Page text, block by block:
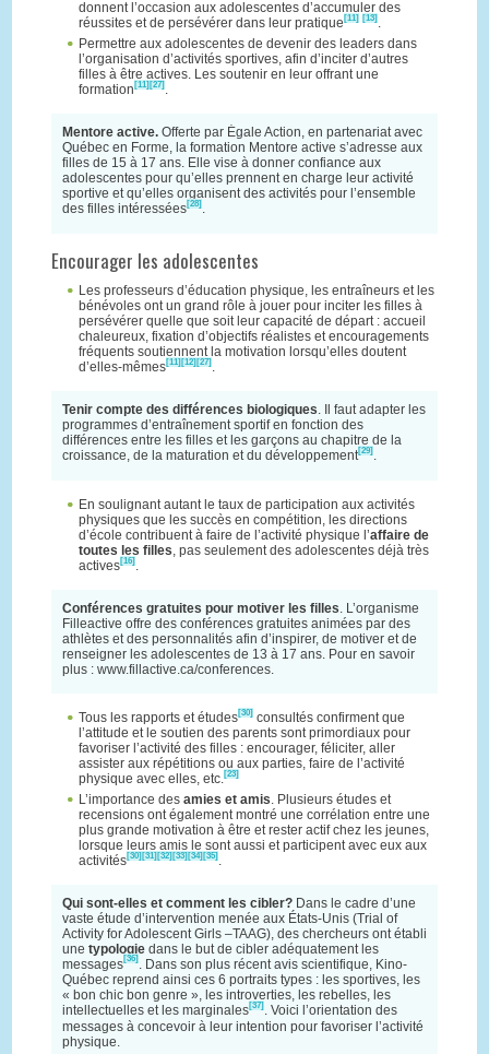
donnent l’occasion aux adolescentes d’accumuler des
réussites et de persévérer dans leur pratique [11] [13] .
Permettre aux adolescentes de devenir des leaders dans
l’organisation d’activités sportives, afin d’inciter d’autres
filles à être actives. Les soutenir en leur offrant une
formation [11] [27] .
Mentore active.Offerte par Égale Action, en partenariat avec
Québec en Forme, la formation Mentore active s’adresse aux
filles de 15 à 17 ans. Elle vise à donner confiance aux
adolescentes pour qu’elles prennent en charge leur activité
sportive et qu’elles organisent des activités pour l’ensemble
des filles intéressées[28] .
Encourager les adolescentes
Les professeurs d’éducation physique, les entraîneurs et les
bénévoles ont un grand rôle à jouer pour inciter les filles à
persévérer quelle que soit leur capacité de départ : accueil
chaleureux, fixation d’objectifs réalistes et encouragements
fréquents soutiennent la motivation lorsqu’elles doutent
d’elles-mêmes[11] [12] [27] .
Tenir compte des différences biologiques. Il faut adapter les
programmes d’entraînement sportif en fonction des
différences entre les filles et les garçons au chapitre de la
croissance, de la maturation et du développement[29].
En soulignant autant le taux de participation aux activités
physiques que les succès en compétition, les directions
d’école contribuent à faire de l’activité physique l’affaire de
toutes les filles , pas seulement des adolescentes déjà très
actives[16] .
Conférences gratuites pour motiver les filles . L’organisme
Filleactive offre des conférences gratuites animées par des
athlètes et des personnalités afin d’inspirer, de motiver et de
renseigner les adolescentes de 13 à 17 ans. Pour en savoir
plus : www.fillactive.ca/conferences.
Tous les rapports et études[30] consultés confirment que
l’attitude et le soutien des parents sont primordiaux pour
favoriser l’activité des filles : encourager, féliciter, aller
assister aux répétitions ou aux parties, faire de l’activité
physique avec elles, etc. [23]
L’importance des amies et amis . Plusieurs études et
recensions ont également montré une corrélation entre une
plus grande motivation à être et rester actif chez les jeunes,
lorsque leurs amis le sont aussi et participent avec eux aux
activités[30] [31] [32] [33] [34] [35] .
Qui sont-elles et comment les cibler?Dans le cadre d’une
vaste étude d’intervention menée aux États-Unis (Trial of
Activity for Adolescent Girls –TAAG), des chercheurs ont établi
une typologiedans le but de cibler adéquatement les
messages[36] . Dans son plus récent avis scientifique, Kino-
Québec reprend ainsi ces 6 portraits types : les sportives, les
« bon chic bon genre », les introverties, les rebelles, les
intellectuelles et les marginales[37] . Voici l’orientation des
messages à concevoir à leur intention pour favoriser l’activité
physique.